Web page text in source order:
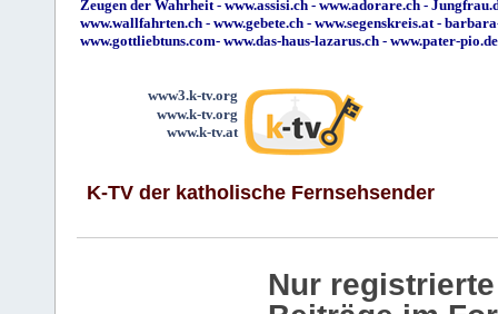
Zeugen der Wahrheit- www.assisi.ch - www.adorare.ch -
www.wallfahrten.ch - www.gebete.ch - www.segenskreis.at-
www.gottliebtuns.com- www.das-haus-lazarus.ch - www.pater-pio.de
www3.k-tv.org
www.k-tv.org
www.k-tv.at
K-TV der katholische Fernsehsender
Nur